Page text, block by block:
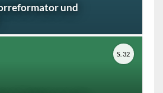
und
S. 32